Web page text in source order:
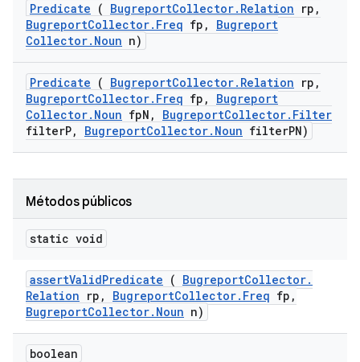
Predicate ( BugreportCollector. Relation rp ,
BugreportCollector. Freq fp ,
Bugreport
Collector. Noun n)
Predicate ( BugreportCollector. Relation rp ,
BugreportCollector. Freq fp ,
Bugreport
Collector. Noun fpN , BugreportCollector. Filter
filterP, BugreportCollector. Noun filterPN)
Métodos públicos
static void
assertValidPredicate ( BugreportCollector.
Relation rp , BugreportCollector. Freq fp ,
BugreportCollector. Noun n)
boolean